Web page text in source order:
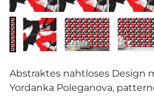
Abstraktes nahtloses Design
Yordanka Poleganova,